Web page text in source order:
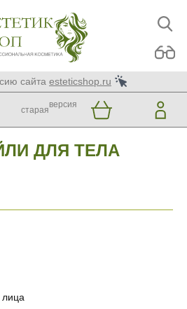
сайта esteticshop.ru
старая
версия
ДЛЯ ТЕЛА
лица